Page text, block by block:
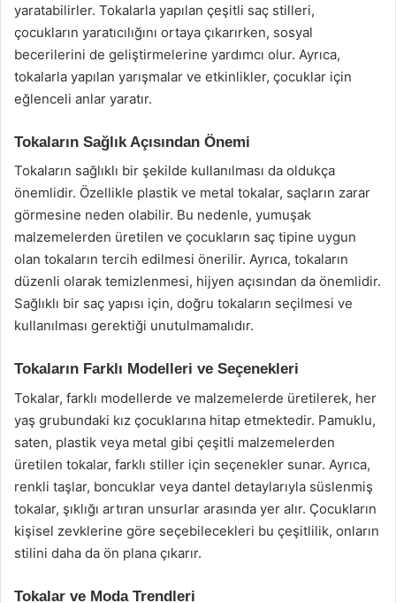
yaratabilirler. Tokalarla yapılan çeşitli saç stilleri,
çocukların yaratıcılığını ortaya çıkarırken, sosyal
becerilerini de geliştirmelerine yardımcı olur. Ayrıca,
tokalarla yapılan yarışmalar ve etkinlikler, çocuklar için
eğlenceli anlar yaratır.
Tokaların Sağlık Açısından Önemi
Tokaların sağlıklı bir şekilde kullanılması da oldukça
önemlidir. Özellikle plastik ve metal tokalar, saçların zarar
görmesine neden olabilir. Bu nedenle, yumuşak
malzemelerden üretilen ve çocukların saç tipine uygun
olan tokaların tercih edilmesi önerilir. Ayrıca, tokaların
düzenli olarak temizlenmesi, hijyen açısından da önemlidir.
Sağlıklı bir saç yapısı için, doğru tokaların seçilmesi ve
kullanılması gerektiği unutulmamalıdır.
Tokaların Farklı Modelleri ve Seçenekleri
Tokalar, farklı modellerde ve malzemelerde üretilerek, her
yaş grubundaki kız çocuklarına hitap etmektedir. Pamuklu,
saten, plastik veya metal gibi çeşitli malzemelerden
üretilen tokalar, farklı stiller için seçenekler sunar. Ayrıca,
renkli taşlar, boncuklar veya dantel detaylarıyla süslenmiş
tokalar, şıklığı artıran unsurlar arasında yer alır. Çocukların
kişisel zevklerine göre seçebilecekleri bu çeşitlilik, onların
stilini daha da ön plana çıkarır.
Tokalar ve Moda Trendleri